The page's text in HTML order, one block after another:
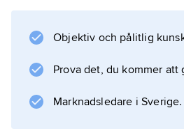
Objektiv och pålitlig
Prova det, du kommer att
Marknadsledare i Sverige.